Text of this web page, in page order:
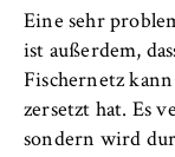
Eine sehr
ist außerdem,
Fischernetz
zersetzt hat. Es
sondern wird
Session-
während
Cookie
Für die